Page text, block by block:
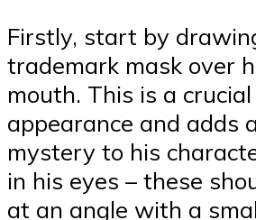
Firstly, start by
trademark mask over
mouth. This is a
appearance and adds
mystery to his
in his eyes – these
at an angle with a